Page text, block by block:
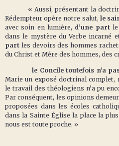
« Aussi, présentant la doctrine
Rédempteur opère notre salut, le
avec soin en lumière, d’une partle
dans le mystère du Verbe incarné
part les devoirs des hommes
du Christ et Mère des hommes, des
le Concile toutefois n’a pas
Marie un exposé doctrinal complet,
le travail des théologiens n’a pu
Par conséquent, les opinions
proposées dans les écoles
dans la Sainte Église la place la
nous est toute proche. »